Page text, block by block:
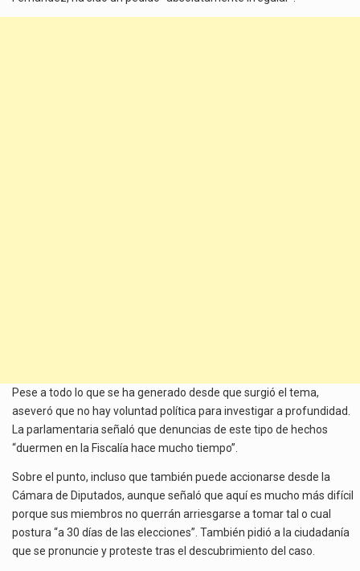
Pese a todo lo que se ha generado desde que surgió el tema,
aseveró que no hay voluntad política para investigar a profundidad.
La parlamentaria señaló que denuncias de este tipo de hechos
“duermen en la Fiscalía hace mucho tiempo”.
Sobre el punto, incluso que también puede accionarse desde la
Cámara de Diputados, aunque señaló que aquí es mucho más difícil
porque sus miembros no querrán arriesgarse a tomar tal o cual
postura “a 30 días de las elecciones”. También pidió a la ciudadanía
que se pronuncie y proteste tras el descubrimiento del caso.